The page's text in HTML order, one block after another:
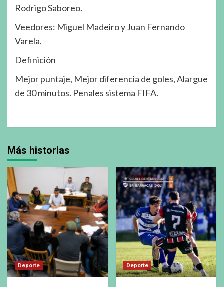
Rodrigo Saboreo.
Veedores: Miguel Madeiro y Juan Fernando
Varela.
Definición
Mejor puntaje, Mejor diferencia de goles, Alargue
de 30 minutos. Penales sistema FIFA.
Más historias
Deporte Deporte